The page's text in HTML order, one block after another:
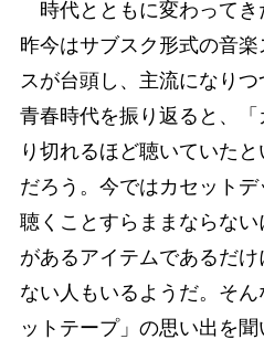
時代とともに変わってき
昨今はサブスク形式の音
スが台頭し、主流になり
青春時代を振り返ると、
り切れるほど聴いていた
だろう。今ではカセットデ
聴くことすらままならな
があるアイテムであるだ
ない人もいるようだ。そ
ットテープ」の思い出を聞